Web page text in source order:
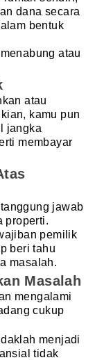
dana secara
bentuk
atau
atau
kamu pun
jangka
membayar
jawab
properti.
pemilik
beri tahu
masalah.
Masalah
mengalami
cukup
menjadi
tidak